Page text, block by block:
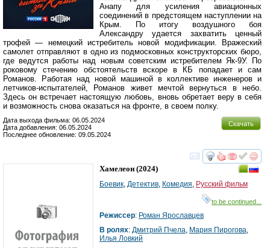
Анапу для усиления авиационных
соединений в предстоящем наступлении на
Крым. По итогу воздушного боя
Александру удается захватить ценный
трофей — немецкий истребитель новой модификации. Вражеский
самолет отправляют в одно из подмосковных конструкторских бюро,
где ведутся работы над новым советским истребителем Як-9У. По
роковому стечению обстоятельств вскоре в КБ попадает и сам
Романов. Работая над новой машиной в коллективе инженеров и
летчиков-испытателей, Романов живет мечтой вернуться в небо.
Здесь он встречает настоящую любовь, вновь обретает веру в себя
и возможность снова оказаться на фронте, в своем полку.
Скачать
Дата выхода фильма: 06.05.2024
Дата добавления: 06.05.2024
Последнее обновление: 09.05.2024
смотреть
Хамелеон (2024)
Боевик, Детектив, Комедия, Русский фильм
to be continued...
Режиссер: Роман Ярославцев
В ролях: Дмитрий Пчела, Мария Пирогова,
Илья Ловкий